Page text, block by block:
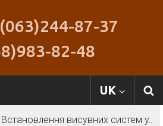
87-37
82-48
UK
Встановлення висувних систем у...